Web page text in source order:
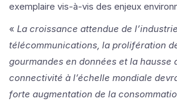
exemplaire vis-à-vis des enjeux
« La croissance attendue de
télécommunications, la prolifération
gourmandes en données et la hausse
connectivité à l’échelle mondiale
forte augmentation de la